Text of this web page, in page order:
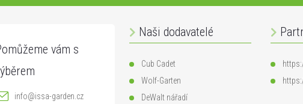
info@issa-garden.cz
Naši dodavatelé
Cub Cadet
Wolf-Garten
DeWalt nářadí